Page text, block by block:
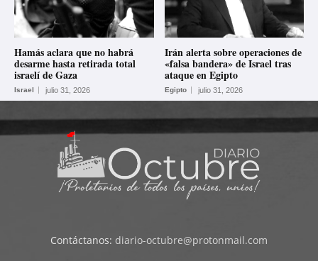
Hamás aclara que no habrá
desarme hasta retirada total
israelí de Gaza
Israel julio 31, 2026
Irán alerta sobre operaciones de
«falsa bandera» de Israel tras
ataque en Egipto
Egipto julio 31, 2026
Contáctanos: diario-octubre@protonmail.com